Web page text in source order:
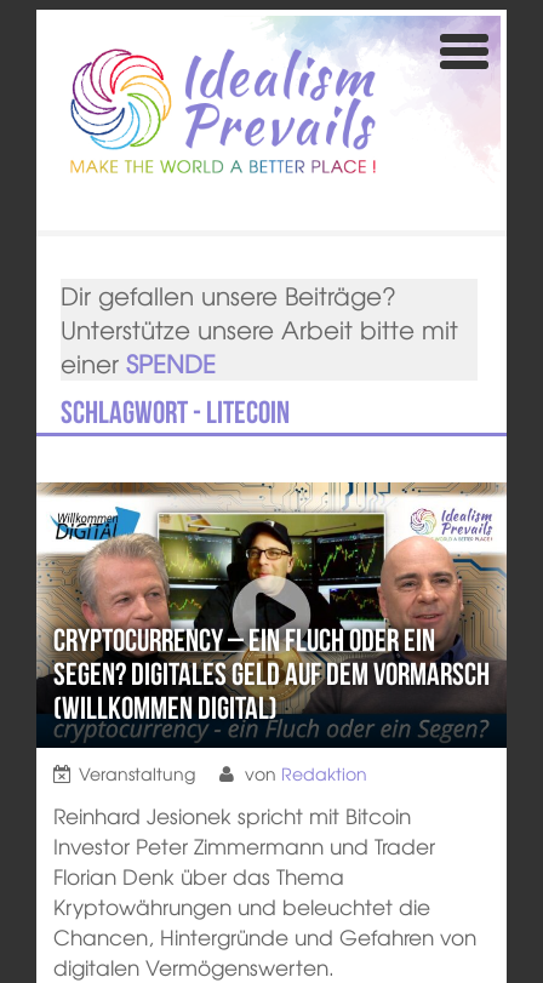
Dir gefallen unsere Beiträge?
Unterstütze unsere Arbeit bitte mit
einer SPENDE
Schlagwort - Litecoin
Cryptocurrency – ein Fluch oder ein
Segen? Digitales Geld auf dem Vormarsch
(Willkommen Digital)
Veranstaltung von Redaktion
Reinhard Jesionek spricht mit Bitcoin
Investor Peter Zimmermann und Trader
Florian Denk über das Thema
Kryptowährungen und beleuchtet die
Chancen, Hintergründe und Gefahren von
digitalen Vermögenswerten.